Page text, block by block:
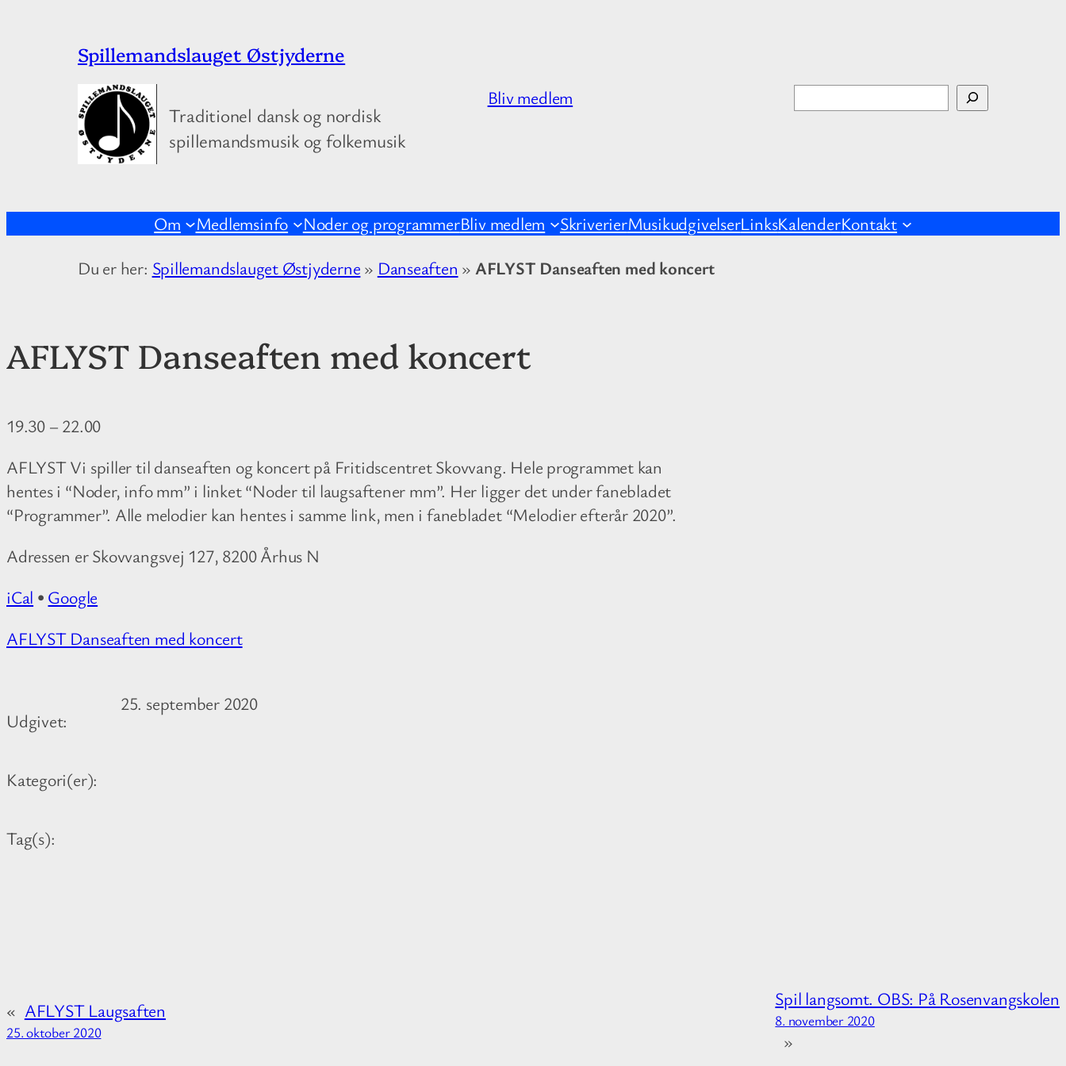
Spillemandslauget Østjyderne
Traditionel dansk og nordisk
spillemandsmusik og folkemusik
Bliv medlem
Om Medlemsinfo Noder og programmerBliv medlem SkriverierMusikudgivelserLinksKalenderKontakt
Du er her: Spillemandslauget Østjyderne » Danseaften » AFLYST Danseaften med koncert
AFLYST Danseaften med koncert
19.30– 22.00
AFLYST Vi spiller til danseaften og koncert på Fritidscentret Skovvang. Hele programmet kan
hentes i “Noder, info mm” i linket “Noder til laugsaftener mm”. Her ligger det under fanebladet
“Programmer”. Alle melodier kan hentes i samme link, men i fanebladet “Melodier efterår 2020”.
Adressen er Skovvangsvej 127, 8200 Århus N
iCal • Google
M
i
f
r
m
b
o
AFLYST Danseaften med koncert
Udgivet:
25. september 2020
Kategori(er):
Tag(s):
« AFLYST Laugsaften
25. oktober 2020
Spil langsomt. OBS: På Rosenvangskolen
8. november 2020
»